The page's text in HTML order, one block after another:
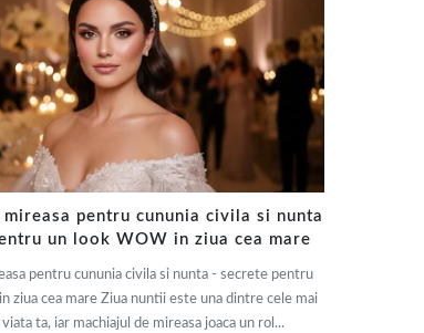
mireasa pentru cununia civila si nunta
un look WOW in ziua cea mare
pentru cununia civila si nunta - secrete pentru
ziua cea mare Ziua nuntii este una dintre cele mai
ta, iar machiajul de mireasa joaca un rol...